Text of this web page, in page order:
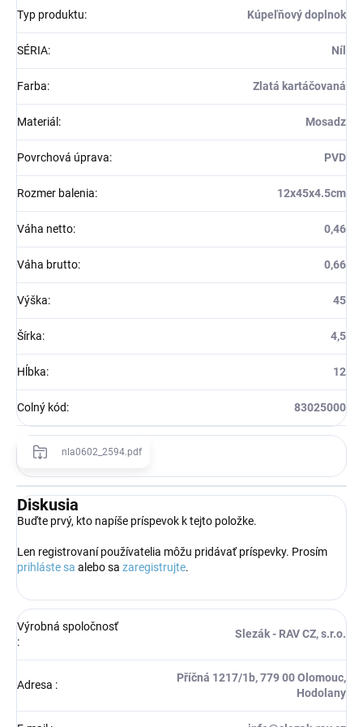
Typ produktu: Kúpeľňový doplnok
SÉRIA: Níl
Farba: Zlatá kartáčovaná
Materiál : Mosadz
Povrchová úprava: PVD
Rozmer balenia: 12x45x4.5cm
Váha netto: 0,46
Váha brutto: 0,66
Výška: 45
Šírka: 4,5
Hĺbka: 12
Colný kód: 83025000
nla0602_2594.pdf
Diskusia
Buďte prvý, kto napíše príspevok k tejto položke.
Len registrovaní používatelia môžu pridávať príspevky. Prosím
prihláste sa alebo sa zaregistrujte.
Výrobná spoločnosť
:
Slezák - RAV CZ, s.r.o.
Adresa :
Příčná 1217/1b, 779 00 Olomouc,
Hodolany